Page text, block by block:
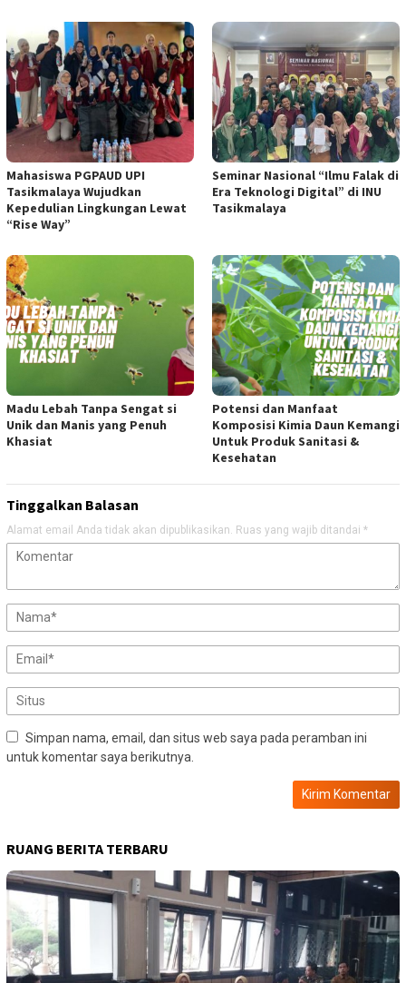
Mahasiswa PGPAUD UPI
Tasikmalaya Wujudkan
Kepedulian Lingkungan Lewat
“Rise Way”
Seminar Nasional “Ilmu Falak di
Era Teknologi Digital” di INU
Tasikmalaya
Madu Lebah Tanpa Sengat si
Unik dan Manis yang Penuh
Khasiat
Potensi dan Manfaat
Komposisi Kimia Daun Kemangi
Untuk Produk Sanitasi &
Kesehatan
Tinggalkan Balasan
Alamat email Anda tidak akan dipublikasikan. Ruas yang wajib ditandai *
Simpan nama, email, dan situs web saya pada peramban ini
untuk komentar saya berikutnya.
RUANG BERITA TERBARU